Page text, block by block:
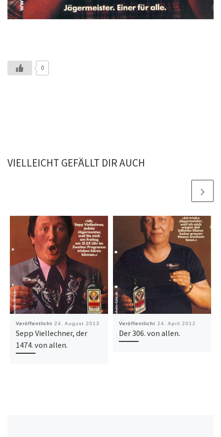
0
VIELLEICHT GEFÄLLT DIR AUCH
Veröffentlicht 24. August 2013
Sepp Viellechner, der
1474. von allen.
Veröffentlicht 24. April 2012
Der 306. von allen.